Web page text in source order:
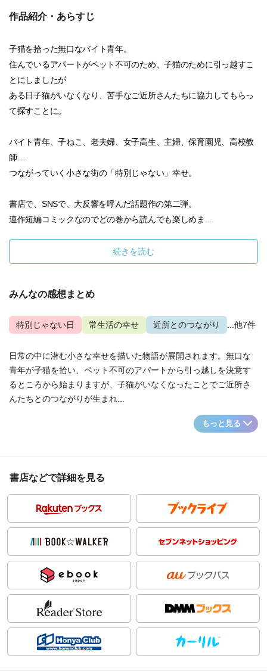
作品紹介・あらすじ
子猫を拾った無口なバイト青年。
住んでいるアパートがペット不可のため、子猫のために引っ越すこ
とにしましたが
ある日子猫がいなくなり、苦手なご近所さんたちに協力してもらっ
て探すことに。
バイト青年、子ねこ、老夫婦、女子高生、主婦、保育園児、高校教
師…
つながっていく小さな街の「特別じゃない」幸せ。
書店で、SNSで、大反響を呼んだ話題作の第二弾。
連作短編コミックなのでどの巻から読んでも楽しめま...
続きを読む
みんなの感想まとめ
特別じゃない日 常生活の幸せ 近所とのつながり ...他7件
日常の中に潜む小さな幸せを描いた物語が展開されます。無口な
青年が子猫を拾い、ペット不可のアパートから引っ越しを決意す
るところから始まりますが、子猫がいなくなったことでご近所さ
んたちとのつながりが生まれ...
もっと見る
書店などで詳細を見る